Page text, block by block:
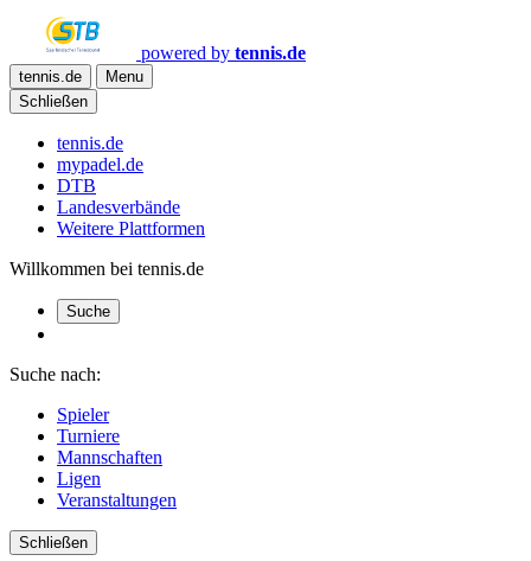
powered by tennis.de
tennis.de
Menu
Schließen
tennis.de
mypadel.de
DTB
Landesverbände
Weitere Plattformen
Willkommen bei tennis.de
Suche
Suche nach:
Spieler
Turniere
Mannschaften
Ligen
Veranstaltungen
Schließen